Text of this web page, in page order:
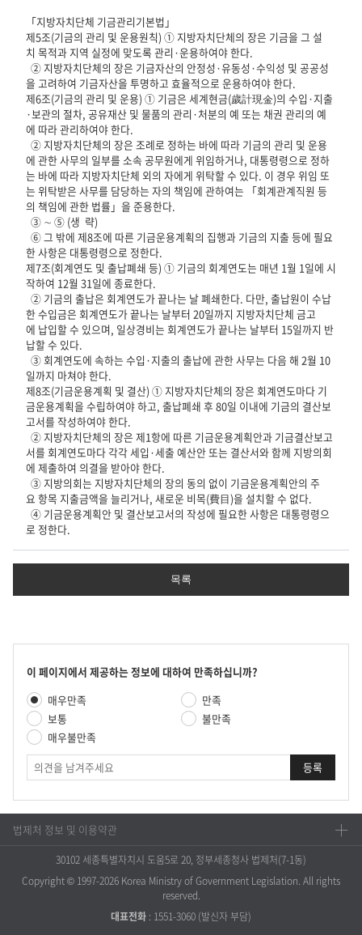
「지방자치단체 기금관리기본법」
제5조(기금의 관리 및 운용원칙) ① 지방자치단체의 장은 기금을 그 설
치 목적과 지역 실정에 맞도록 관리·운용하여야 한다.
② 지방자치단체의 장은 기금자산의 안정성·유동성·수익성 및 공공성
을 고려하여 기금자산을 투명하고 효율적으로 운용하여야 한다.
제6조(기금의 관리 및 운용) ① 기금은 세계현금(歲計現金)의 수입·지출
·보관의 절차, 공유재산 및 물품의 관리·처분의 예 또는 채권 관리의 예
에 따라 관리하여야 한다.
② 지방자치단체의 장은 조례로 정하는 바에 따라 기금의 관리 및 운용
에 관한 사무의 일부를 소속 공무원에게 위임하거나, 대통령령으로 정하
는 바에 따라 지방자치단체 외의 자에게 위탁할 수 있다. 이 경우 위임 또
는 위탁받은 사무를 담당하는 자의 책임에 관하여는 「회계관계직원 등
의 책임에 관한 법률」을 준용한다.
③ ∼ ⑤ (생 략)
⑥ 그 밖에 제8조에 따른 기금운용계획의 집행과 기금의 지출 등에 필요
한 사항은 대통령령으로 정한다.
제7조(회계연도 및 출납폐쇄 등) ① 기금의 회계연도는 매년 1월 1일에 시
작하여 12월 31일에 종료한다.
② 기금의 출납은 회계연도가 끝나는 날 폐쇄한다. 다만, 출납원이 수납
한 수입금은 회계연도가 끝나는 날부터 20일까지 지방자치단체 금고
에 납입할 수 있으며, 일상경비는 회계연도가 끝나는 날부터 15일까지 반
납할 수 있다.
③ 회계연도에 속하는 수입·지출의 출납에 관한 사무는 다음 해 2월 10
일까지 마쳐야 한다.
제8조(기금운용계획 및 결산) ① 지방자치단체의 장은 회계연도마다 기
금운용계획을 수립하여야 하고, 출납폐쇄 후 80일 이내에 기금의 결산보
고서를 작성하여야 한다.
② 지방자치단체의 장은 제1항에 따른 기금운용계획안과 기금결산보고
서를 회계연도마다 각각 세입·세출 예산안 또는 결산서와 함께 지방의회
에 제출하여 의결을 받아야 한다.
③ 지방의회는 지방자치단체의 장의 동의 없이 기금운용계획안의 주
요 항목 지출금액을 늘리거나, 새로운 비목(費目)을 설치할 수 없다.
④ 기금운용계획안 및 결산보고서의 작성에 필요한 사항은 대통령령으
로 정한다.
목록
콘
츠
만
족
도
조
사
이 페이지에서 제공하는 정보에 대하여 만족하십니까?
만
족
도
평
가
매우만족
만족
보통
불만족
매우불만족
견
법제처 정보 및 이용약관
30102 세종특별자치시 도움5로 20, 정부세종청사 법제처(7-1동)
Copyright © 1997-2026 Korea Ministry of Government Legislation. All rights
reserved.
대표전화 : 1551-3060 (발신자 부담)